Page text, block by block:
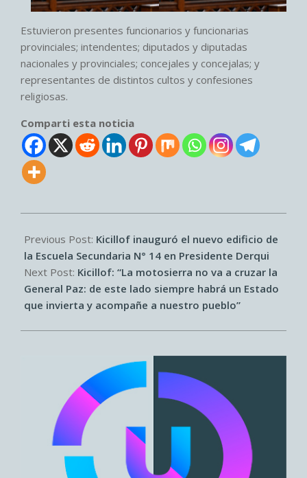
Estuvieron presentes funcionarios y funcionarias
provinciales; intendentes; diputados y diputadas
nacionales y provinciales; concejales y concejalas; y
representantes de distintos cultos y confesiones
religiosas.
Comparti esta noticia
07-
09
Previous Post: Kicillof inauguró el nuevo edificio de
la Escuela Secundaria N° 14 en Presidente Derqui
Next Post: Kicillof: “La motosierra no va a cruzar la
General Paz: de este lado siempre habrá un Estado
que invierta y acompañe a nuestro pueblo”